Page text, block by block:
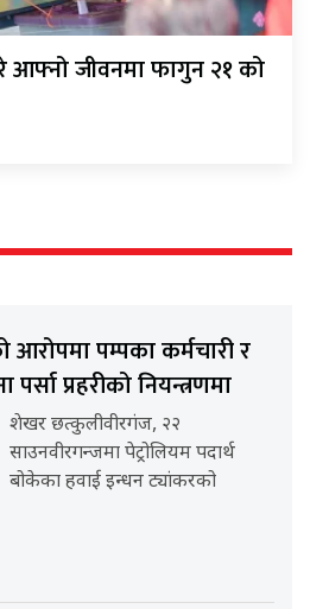
जीवनमा फागुन २१ को
आरोपमा पम्पका कर्मचारी र
प्रहरीको नियन्त्रणमा
शेखर छत्कुलीवीरगंज, २२
साउनवीरगन्जमा पेट्रोलियम पदार्थ
बोकेका हवाई इन्धन ट्यांकरको